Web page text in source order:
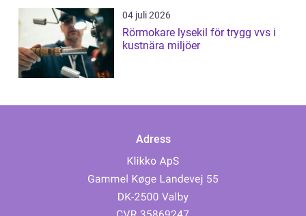
04 juli 2026
Rörmokare lysekil för trygg vvs i
kustnära miljöer
Adress